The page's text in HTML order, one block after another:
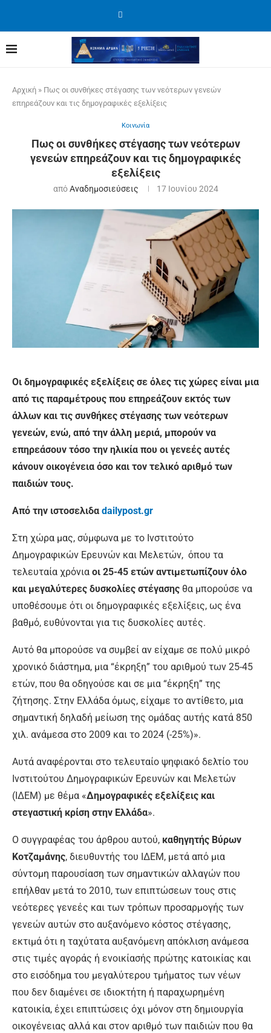
Αρχική » Πως οι συνθήκες στέγασης των νεότερων γενεών
επηρεάζουν και τις δημογραφικές εξελίξεις
Κοινωνία
Πως οι συνθήκες στέγασης των νεότερων
γενεών επηρεάζουν και τις δημογραφικές
εξελίξεις
απόΑναδημοσιεύσεις 17 Ιουνίου 2024
Οι δημογραφικές εξελίξεις σε όλες τις χώρες είναι μια
από τις παραμέτρους που επηρεάζουν εκτός των
άλλων και τις συνθήκες στέγασης των νεότερων
γενεών, ενώ, από την άλλη μεριά, μπορούν να
επηρεάσουν τόσο την ηλικία που οι γενεές αυτές
κάνουν οικογένεια όσο και τον τελικό αριθμό των
παιδιών τους.
Από την ιστοσελιδα dailypost.gr
Στη χώρα μας, σύμφωνα με το Ινστιτούτο
Δημογραφικών Ερευνών και Μελετών, όπου τα
τελευταία χρόνια οι 25-45 ετών αντιμετωπίζουν όλο
και μεγαλύτερες δυσκολίες στέγασης θα μπορούσε να
υποθέσουμε ότι οι δημογραφικές εξελίξεις, ως ένα
βαθμό, ευθύνονται για τις δυσκολίες αυτές.
Αυτό θα μπορούσε να συμβεί αν είχαμε σε πολύ μικρό
χρονικό διάστημα, μια “έκρηξη” του αριθμού των 25-45
ετών, που θα οδηγούσε και σε μια “έκρηξη” της
ζήτησης. Στην Ελλάδα όμως, είχαμε το αντίθετο, μια
σημαντική δηλαδή μείωση της ομάδας αυτής κατά 850
χιλ. ανάμεσα στο 2009 και το 2024 (-25%)».
Αυτά αναφέρονται στο τελευταίο ψηφιακό δελτίο του
Ινστιτούτου Δημογραφικών Ερευνών και Μελετών
(ΙΔΕΜ) με θέμα «Δημογραφικές εξελίξεις και
στεγαστική κρίση στην Ελλάδα».
Ο συγγραφέας του άρθρου αυτού, καθηγητής Βύρων
Κοτζαμάνης, διευθυντής του ΙΔΕΜ, μετά από μια
σύντομη παρουσίαση των σημαντικών αλλαγών που
επήλθαν μετά το 2010, των επιπτώσεων τους στις
νεότερες γενεές και των τρόπων προσαρμογής των
γενεών αυτών στο αυξανόμενο κόστος στέγασης,
εκτιμά ότι η ταχύτατα αυξανόμενη απόκλιση ανάμεσα
στις τιμές αγοράς ή ενοικίασής πρώτης κατοικίας και
στο εισόδημα του μεγαλύτερου τμήματος των νέων
που δεν διαμένει σε ιδιοκτήτη ή παραχωρημένη
κατοικία, έχει επιπτώσεις όχι μόνον στη δημιουργία
οικογένειας αλλά και στον αριθμό των παιδιών που θα